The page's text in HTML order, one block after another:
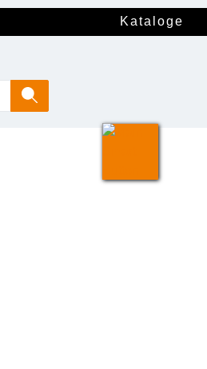
Kataloge